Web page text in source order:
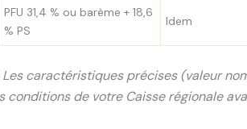
PFU 31,4 % ou barème + 18,6
% PS
Idem
caractéristiques précises (valeur
conditions de votre Caisse régionale